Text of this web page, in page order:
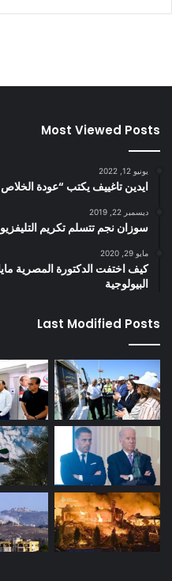
Most Viewed Posts
يونيو 12, 2022
ايدين تاغييف يكتب “عودة الخلاص
ديسمبر 22, 2019
سوزان نجم تتسلم تكريم
مايو 29, 2020
كيف اختفت الدكتورة المصرية
البيولوجية
Last Modified Posts